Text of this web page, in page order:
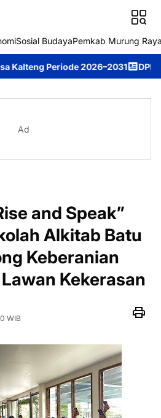
Sosial BudayaPemkab Murung
2026–2031 DPRD Murung
Ad
and Speak”
Alkitab Batu
Keberanian
Kekerasan
WIB